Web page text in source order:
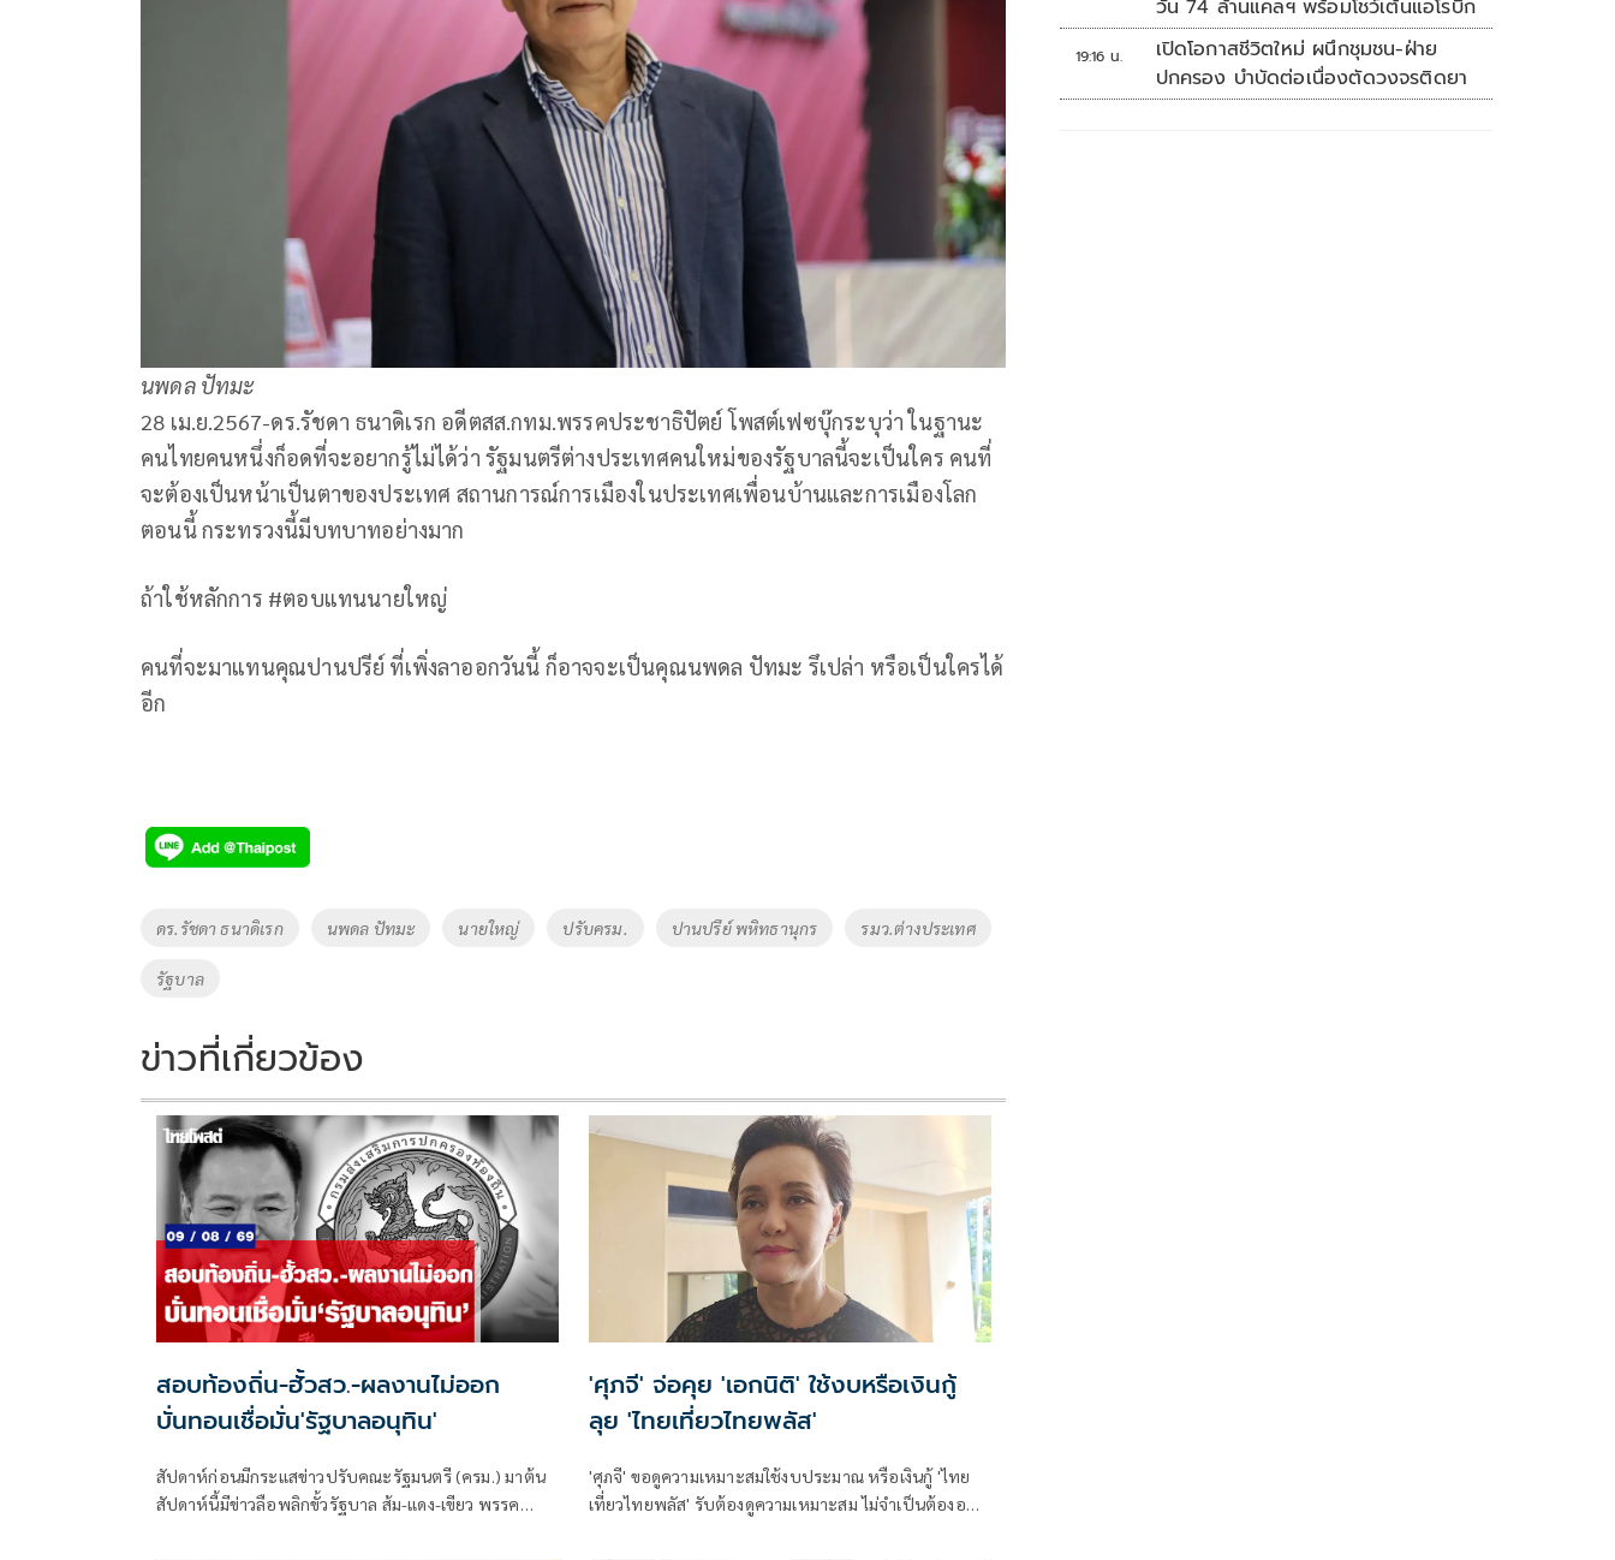
นพดล ปัทมะ
28 เม.ย.2567-ดร.รัชดา ธนาดิเรก อดีตสส.กทม.พรรคประชาธิปัตย์ โพสต์เฟซบุ๊กระบุว่า ในฐานะ
คนไทยคนหนึ่งก็อดที่จะอยากรู้ไม่ได้ว่า รัฐมนตรีต่างประเทศคนใหม่ของรัฐบาลนี้จะเป็นใคร คนที่
จะต้องเป็นหน้าเป็นตาของประเทศ สถานการณ์การเมืองในประเทศเพื่อนบ้านและการเมืองโลก
ตอนนี้ กระทรวงนี้มีบทบาทอย่างมาก
ถ้าใช้หลักการ #ตอบแทนนายใหญ่
คนที่จะมาแทนคุณปานปรีย์ ที่เพิ่งลาออกวันนี้ ก็อาจจะเป็นคุณนพดล ปัทมะ รึเปล่า หรือเป็นใครได้
อีก
Tags
ดร.รัชดา ธนาดิเรก นพดล ปัทมะ นายใหญ่ ปรับครม. ปานปรีย์ พหิทธานุกร รมว.ต่างประเทศ
รัฐบาล
ข่าวที่เกี่ยวข้อง
สอบท้องถิ่น-ฮั้วสว.-ผลงานไม่ออก
บั่นทอนเชื่อมั่น'รัฐบาลอนุทิน'
สัปดาห์ก่อนมีกระแสข่าวปรับคณะรัฐมนตรี (ครม.) มาต้น
สัปดาห์นี้มีข่าวลือพลิกขั้วรัฐบาล ส้ม-แดง-เขียว พรรค
'ศุภจี' จ่อคุย 'เอกนิติ' ใช้งบหรือเงินกู้
ลุย 'ไทยเที่ยวไทยพลัส'
'ศุภจี' ขอดูความเหมาะสมใช้งบประมาณ หรือเงินกู้ 'ไทย
เที่ยวไทยพลัส' รับต้องดูความเหมาะสม ไม่จำเป็นต้องออก
วัน 74 ล้านแคลฯ พร้อมโชว์เต้นแอโรบิก
19:16 น.
เปิดโอกาสชีวิตใหม่ ผนึกชุมชน-ฝ่าย
ปกครอง บำบัดต่อเนื่องตัดวงจรติดยา